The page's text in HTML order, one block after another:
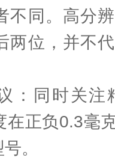
不同。高分
两位，并不
同时关注
在正负0.3毫
。